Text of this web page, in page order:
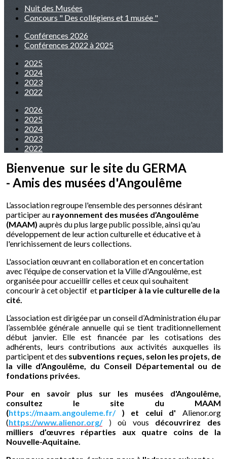
Nuit des Musées
Concours " Des collégiens et 1 musée "
Conférences 2026
Conférences 2022 à 2025
2025
2024
2023
2022
2026
2025
2024
2023
2022
Bienvenue sur le site du GERMA
- Amis des musées d'Angoulême
L’association regroupe l'ensemble des personnes désirant
participer au rayonnement des musées d’Angoulême
(MAAM) auprès du plus large public possible, ainsi qu'au
développement de leur action culturelle et éducative et à
l'enrichissement de leurs collections.
L'association œuvrant en collaboration et en concertation
avec l'équipe de conservation et la Ville d'Angoulême, est
organisée pour accueillir celles et ceux qui souhaitent
concourir à cet objectif et participer à la vie culturelle de la
cité.
L’association est dirigée par un conseil d’Administration élu par
l’assemblée générale annuelle qui se tient traditionnellement
début janvier. Elle est financée par les cotisations des
adhérents, leurs contributions aux activités auxquelles ils
participent et des subventions reçues, selon les projets, de
la ville d’Angoulême, du Conseil Départemental ou de
fondations privées.
Pour en savoir plus sur les musées d'Angoulême,
consultez le site du MAAM
(https://maam.angouleme.fr/ ) et celui d'Alienor.org
(https://www.alienor.org/ )où vous découvrirez des
milliers d’œuvres réparties aux quatre coins de la
Nouvelle-Aquitaine.